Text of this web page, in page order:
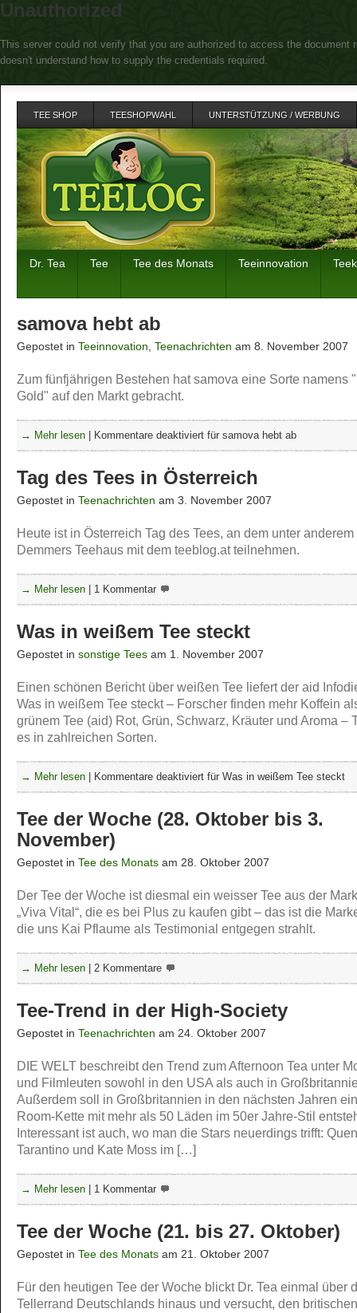
Unauthorized
This server could not verify that you are authorized to access the
doesn't understand how to supply the credentials required.
TEE SHOP TEESHOPWAHL UNTERSTÜTZUNG / WERBUNG
Dr. Tea Tee Tee des Monats Teeinnovation
samova hebt ab
Gepostet in Teeinnovation Teenachrichten am 8. November 2007
Zum fünfjährigen Bestehen hat samova eine Sorte namens
Gold" auf den Markt gebracht.
→ Mehr lesen Kommentare deaktiviert für samova hebt ab
Tag des Tees in Österreich
Gepostet in Teenachrichten am 3. November 2007
Heute ist in Österreich Tag des Tees, an dem unter anderem
Demmers Teehaus mit dem teeblog.at teilnehmen.
→ Mehr lesen 1 Kommentar
Was in weißem Tee steckt
Gepostet in sonstige Tees am 1. November 2007
Einen schönen Bericht über weißen Tee liefert der aid
Was in weißem Tee steckt – Forscher finden mehr Koffein
grünem Tee (aid) Rot, Grün, Schwarz, Kräuter und Aroma –
es in zahlreichen Sorten.
→ Mehr lesen Kommentare deaktiviert für Was in weißem Tee steckt
Tee der Woche (28. Oktober bis 3.
November)
Gepostet in Tee des Monats am 28. Oktober 2007
Der Tee der Woche ist diesmal ein weisser Tee aus der
„Viva Vital“, die es bei Plus zu kaufen gibt – das ist die
die uns Kai Pflaume als Testimonial entgegen strahlt.
→ Mehr lesen 2 Kommentare
Tee-Trend in der High-Society
Gepostet in Teenachrichten am 24. Oktober 2007
DIE WELT beschreibt den Trend zum Afternoon Tea unter
und Filmleuten sowohl in den USA als auch in
Außerdem soll in Großbritannien in den nächsten Jahren
Room-Kette mit mehr als 50 Läden im 50er Jahre-Stil
Interessant ist auch, wo man die Stars neuerdings trifft:
Tarantino und Kate Moss im […]
→ Mehr lesen 1 Kommentar
Tee der Woche (21. bis 27. Oktober)
Gepostet in Tee des Monats am 21. Oktober 2007
Für den heutigen Tee der Woche blickt Dr. Tea einmal über
Tellerrand Deutschlands hinaus und versucht, den